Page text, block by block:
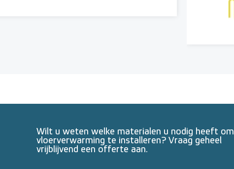
Wilt u weten welke materialen u nodig heeft om
vloerverwarming te installeren? Vraag geheel
vrijblijvend een offerte aan.